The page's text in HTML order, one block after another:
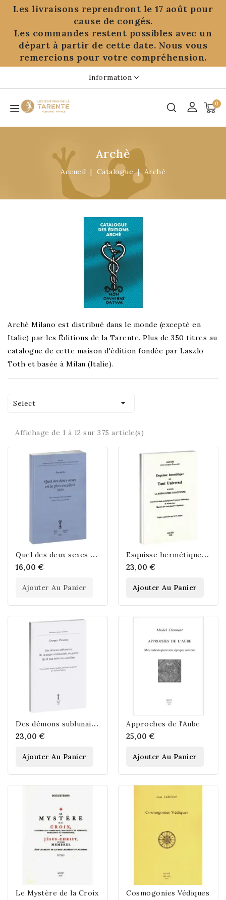
Les livraisons reprendront le 17 août pour
cause de congés.
Les commandes restent possibles avec un
départ à partir de cette date. Nous vous
remercions pour votre compréhension.
Information
0
Archè
Accueil Catalogue Archè
Archè Milano est distribué dans le monde (excepté en
Italie) par les Éditions de la Tarente. Plus de 350 titres au
catalogue de cette maison d'édition fondée par Laszlo
Toth et basée à Milan (Italie).
Select 
Affichage de 1 à 12 sur 375 article(s)
Q
uel des deux sexes est le plus excellent (1648)
16,00 €
Ajouter Au Panier
E
squisse hermétique du Tout Universel d’après la Théosophie Chrétienne
23,00 €
Ajouter Au Panier
D
es démons sublunaires - De la magie cérémoniale ou goétie - Qu'il faut...
23,00 €
Ajouter Au Panier
Approches de l'Aube
25,00 €
Ajouter Au Panier
Le Mystère de la Croix Cosmogonies Védiques
Panneau de gestion des cookies